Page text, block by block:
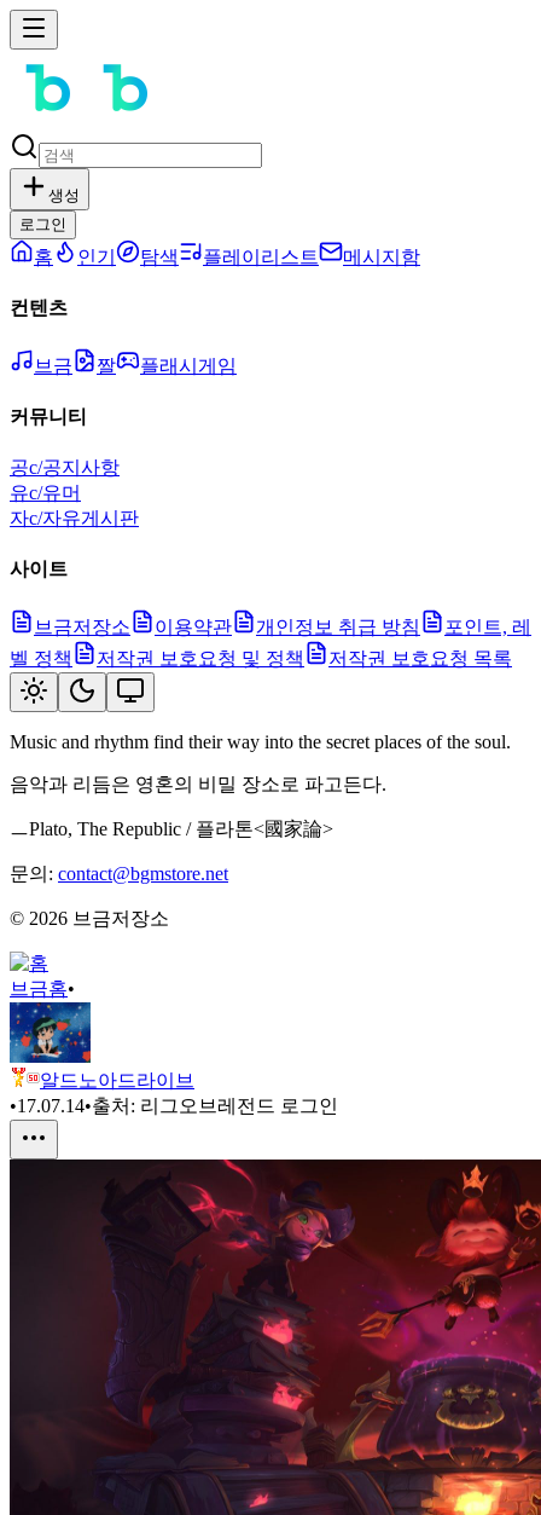
생성
로그인
홈 인기 탐색 플레이리스트 메시지함
컨텐츠
브금 짤 플래시게임
커뮤니티
공c/공지사항
유c/유머
자c/자유게시판
사이트
브금저장소 이용약관 개인정보 취급 방침
포인트, 레
벨 정책
저작권 보호요청 및 정책 저작권 보호요청 목록
Music and rhythm find their way into the secret places of the soul.
음악과 리듬은 영혼의 비밀 장소로 파고든다.
ㅡPlato, The Republic / 플라톤<國家論>
문의: contact@bgmstore.net
© 2026 브금저장소
브금홈•
알드노아드라이브
•17.07.14•출처: 리그오브레전드 로그인